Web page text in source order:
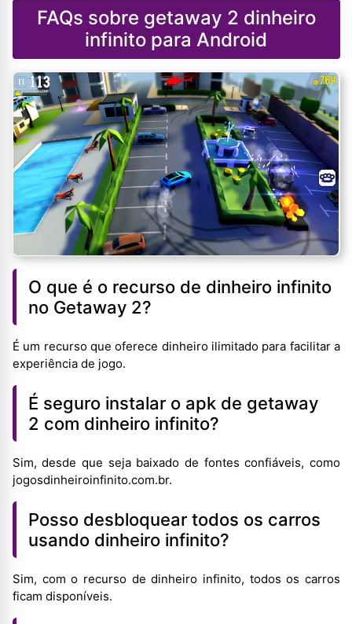
FAQs sobre getaway 2 dinheiro
infinito para Android
O que é o recurso de dinheiro infinito
no Getaway 2?
É um recurso que oferece dinheiro ilimitado para facilitar a
experiência de jogo.
É seguro instalar o apk de getaway
2 com dinheiro infinito?
Sim, desde que seja baixado de fontes confiáveis, como
jogosdinheiroinfinito.com.br.
Posso desbloquear todos os carros
usando dinheiro infinito?
Sim, com o recurso de dinheiro infinito, todos os carros
ficam disponíveis.